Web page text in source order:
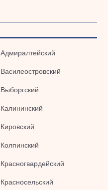
Адмиралтейский
Василеостровский
Выборгский
Калининский
Кировский
Колпинский
Красногвардейский
Красносельский